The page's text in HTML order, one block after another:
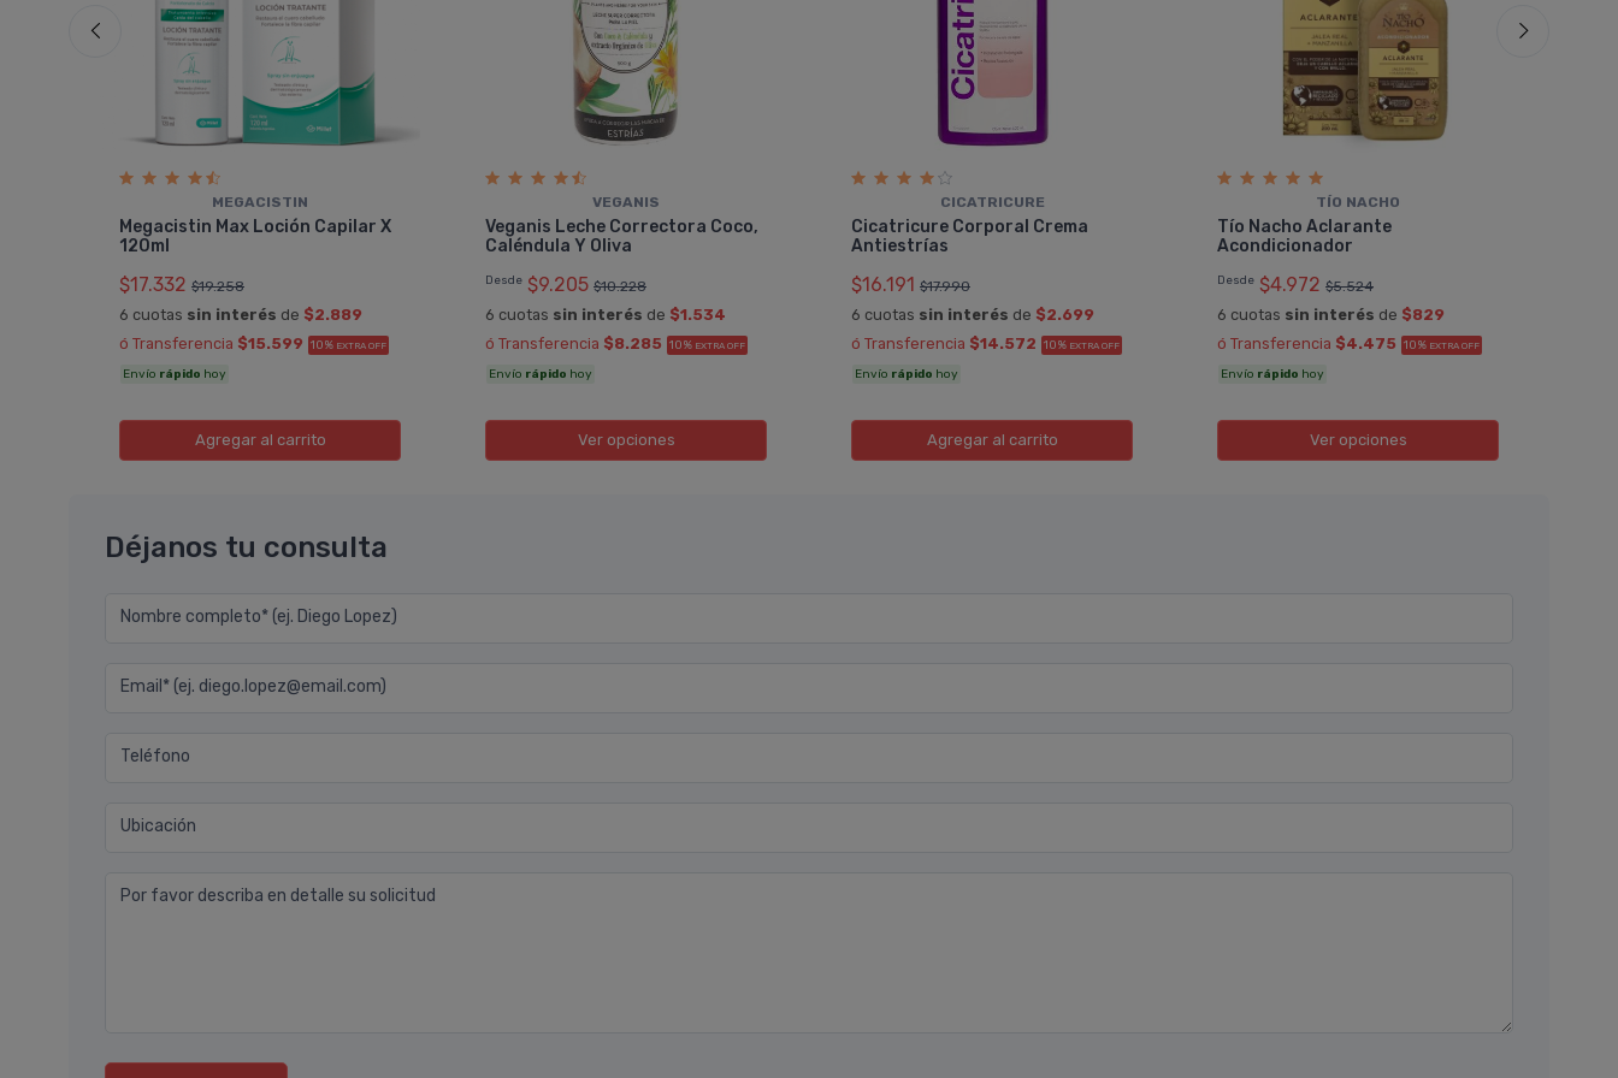
MEGACISTIN
Megacistin Max Loción Capilar X
120ml
$17.332 $19.258
6 cuotas sin interés de $2.889
ó Transferencia $15.599 10% EXTRA OFF
Envío rápido hoy
Agregaral carrito
VEGANIS
Veganis Leche Correctora Coco,
Caléndula Y Oliva
Desde $9.205 $10.228
6 cuotas sin interés de $1.534
ó Transferencia $8.285 10% EXTRA OFF
Envío rápido hoy
Ver opciones
CICATRICURE
Cicatricure Corporal Crema
Antiestrí­as
$16.191 $17.990
6 cuotas sin interés de $2.699
ó Transferencia $14.572 10% EXTRA OFF
Envío rápido hoy
Agregaral carrito
TÍ­O NACHO
Tí­o Nacho Aclarante
Acondicionador
Desde $4.972 $5.524
6 cuotas sin interés de $829
ó Transferencia $4.475 10% EXTRA OFF
Envío rápido hoy
Ver opciones
Déjanos tu consulta
Nombre completo* (ej. Diego Lopez)
Email* (ej. diego.lopez@email.com)
Teléfono
Ubicación
Por favor describa en detalle su solicitud